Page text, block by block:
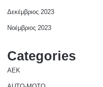
Δεκέμβριος 2023
Νοέμβριος 2023
Categories
AEK